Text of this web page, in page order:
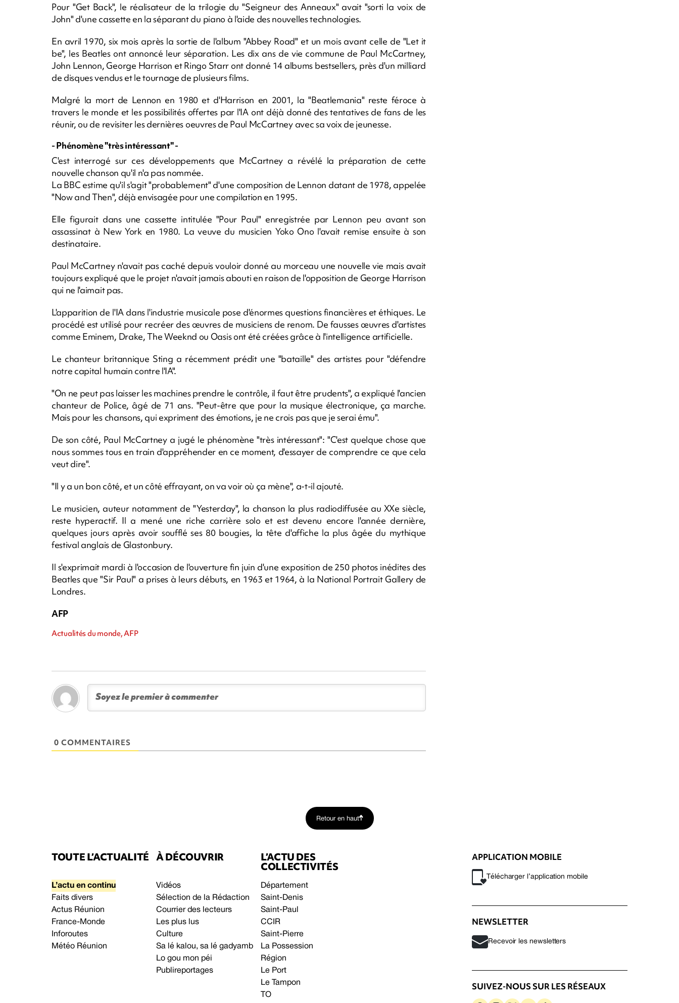
Pour "Get Back", le réalisateur de la trilogie du "Seigneur des Anneaux" avait "sorti la voix de
John" d'une cassette en la séparant du piano à l'aide des nouvelles technologies.
En avril 1970, six mois après la sortie de l'album "Abbey Road" et un mois avant celle de "Let it
be", les Beatles ont annoncé leur séparation. Les dix ans de vie commune de Paul McCartney,
John Lennon, George Harrison et Ringo Starr ont donné 14 albums bestsellers, près d'un milliard
de disques vendus et le tournage de plusieurs films.
Malgré la mort de Lennon en 1980 et d'Harrison en 2001, la "Beatlemania" reste féroce à
travers le monde et les possibilités offertes par l'IA ont déjà donné des tentatives de fans de les
réunir, ou de revisiter les dernières oeuvres de Paul McCartney avec sa voix de jeunesse.
- Phénomène "très intéressant" -
C'est interrogé sur ces développements que McCartney a révélé la préparation de cette
nouvelle chanson qu'il n'a pas nommée.
La BBC estime qu'il s'agit "probablement" d'une composition de Lennon datant de 1978, appelée
"Now and Then", déjà envisagée pour une compilation en 1995.
Elle figurait dans une cassette intitulée "Pour Paul" enregistrée par Lennon peu avant son
assassinat à New York en 1980. La veuve du musicien Yoko Ono l'avait remise ensuite à son
destinataire.
Paul McCartney n'avait pas caché depuis vouloir donné au morceau une nouvelle vie mais avait
toujours expliqué que le projet n'avait jamais abouti en raison de l'opposition de George Harrison
qui ne l'aimait pas.
L'apparition de l'IA dans l'industrie musicale pose d'énormes questions financières et éthiques. Le
procédé est utilisé pour recréer des œuvres de musiciens de renom. De fausses œuvres d'artistes
comme Eminem, Drake, The Weeknd ou Oasis ont été créées grâce à l'intelligence artificielle.
Le chanteur britannique Sting a récemment prédit une "bataille" des artistes pour "défendre
notre capital humain contre l'IA".
"On ne peut pas laisser les machines prendre le contrôle, il faut être prudents", a expliqué l'ancien
chanteur de Police, âgé de 71 ans. "Peut-être que pour la musique électronique, ça marche.
Mais pour les chansons, qui expriment des émotions, je ne crois pas que je serai ému".
De son côté, Paul McCartney a jugé le phénomène "très intéressant": "C'est quelque chose que
nous sommes tous en train d'appréhender en ce moment, d'essayer de comprendre ce que cela
veut dire".
"Il y a un bon côté, et un côté effrayant, on va voir où ça mène", a-t-il ajouté.
Le musicien, auteur notamment de "Yesterday", la chanson la plus radiodiffusée au XXe siècle,
reste hyperactif. Il a mené une riche carrière solo et est devenu encore l'année dernière,
quelques jours après avoir soufflé ses 80 bougies, la tête d'affiche la plus âgée du mythique
festival anglais de Glastonbury.
Il s'exprimait mardi à l'occasion de l'ouverture fin juin d'une exposition de 250 photos inédites des
Beatles que "Sir Paul" a prises à leurs débuts, en 1963 et 1964, à la National Portrait Gallery de
Londres.
AFP
Actualités du monde, AFP
0 COMMENTAIRES
Retour en haut
TOUTE L’ACTUALITÉ
L’actu en continu
Faits divers
Actus Réunion
France-Monde
Inforoutes
Météo Réunion
À DÉCOUVRIR
Vidéos
Sélection de la Rédaction
Courrier des lecteurs
Les plus lus
Culture
Sa lé kalou, sa lé gadyamb
Lo gou mon péi
Publireportages
L’ACTU DES
COLLECTIVITÉS
Département
Saint-Denis
Saint-Paul
CCIR
Saint-Pierre
La Possession
Région
Le Port
Le Tampon
TO
APPLICATION MOBILE
Télécharger l’application mobile
NEWSLETTER
Recevoir les newsletters
SUIVEZ-NOUS SUR LES RÉSEAUX